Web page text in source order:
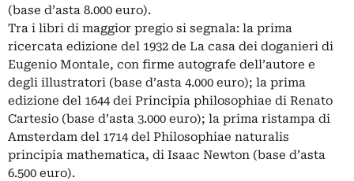
(base d’asta 8.000 euro).
Tra i libri di maggior pregio si segnala: la prima
ricercata edizione del 1932 de La casa dei doganieri di
Eugenio Montale, con firme autografe dell’autore e
degli illustratori (base d’asta 4.000 euro); la prima
edizione del 1644 dei Principia philosophiae di Renato
Cartesio (base d’asta 3.000 euro); la prima ristampa di
Amsterdam del 1714 del Philosophiae naturalis
principia mathematica, di Isaac Newton (base d’asta
6.500 euro).